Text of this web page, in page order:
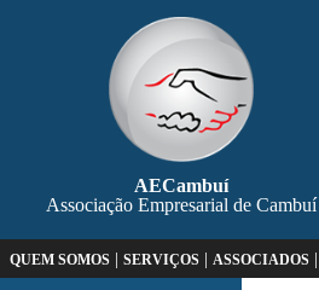
AECambuí
Associação Empresarial de Cambuí
QUEM SOMOS | SERVIÇOS | ASSOCIADOS |